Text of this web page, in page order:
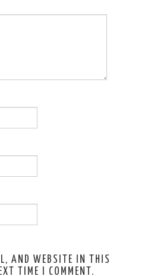
AND WEBSITE IN THIS
TIME I COMMENT.